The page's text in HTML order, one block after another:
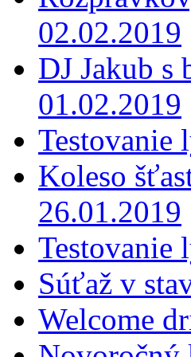
02.02.2019
DJ Jakub s
01.02.2019
Testovanie
Koleso
26.01.2019
Testovanie
Súťaž v
Welcome